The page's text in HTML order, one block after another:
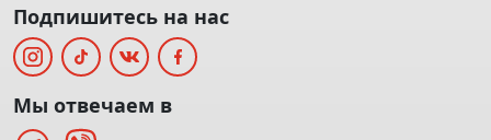
Подпишитесь на нас
Мы отвечаем в